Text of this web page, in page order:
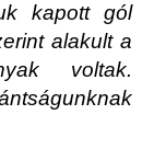
kapott gól
alakult a
voltak.